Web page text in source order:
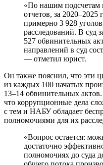
«По нашим подсчетам
отчетов, за
примерно 3 928
расследований. В суд
527 обвинительных
направлений в суд
— отметил юрист.
Он также пояснил, что эти
из каждых 100 начатых
13–14 обвинительных
что коррупционные дела
с тем и НАБУ обладает
полномочиями для их
«Вопрос остается:
достаточно
полномочиях до суда